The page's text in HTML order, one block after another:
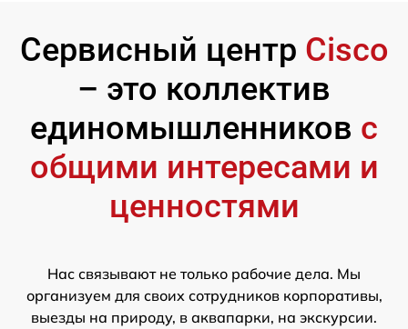
Сервисный центр Cisco
– это коллектив
единомышленников с
общими интересами и
ценностями
Нас связывают не только рабочие дела. Мы
организуем для своих сотрудников корпоративы,
выезды на природу, в аквапарки, на экскурсии.